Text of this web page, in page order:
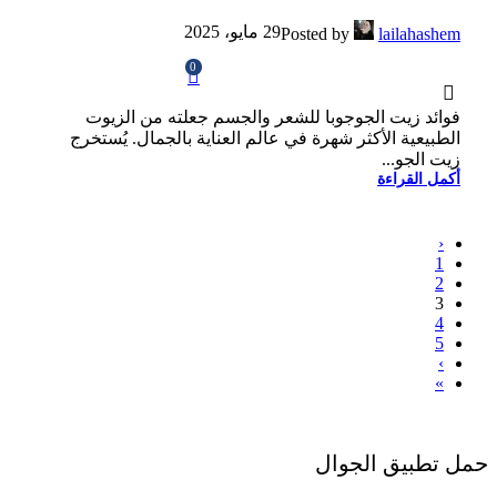
Posted by lailahashem 29 مايو، 2025
0
فوائد زيت الجوجوبا للشعر والجسم جعلته من الزيوت
الطبيعية الأكثر شهرة في عالم العناية بالجمال. يُستخرج
زيت الجو...
أكمل القراءة
‹
1
2
3
4
5
›
»
حمل تطبيق الجوال